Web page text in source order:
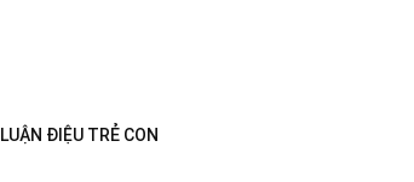
ĐIỆU TRẺ CON